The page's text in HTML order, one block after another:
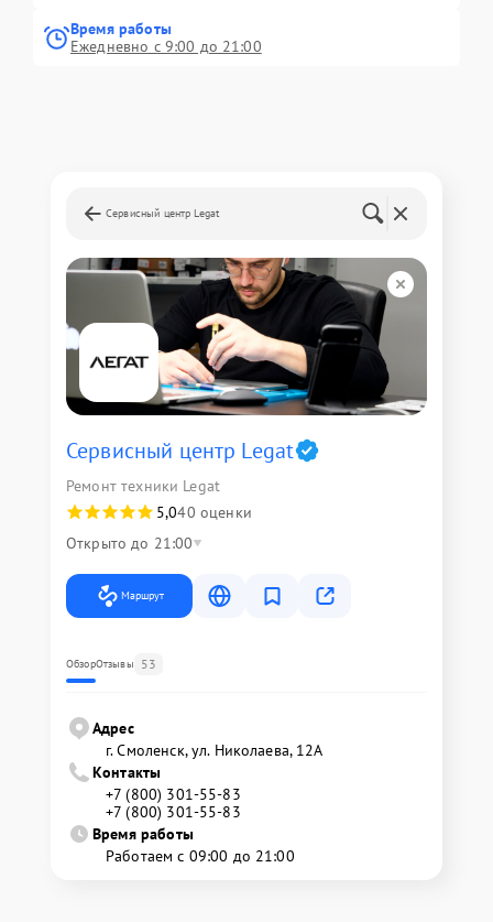
Время работы
Ежедневно с 9:00 до 21:00
Сервисный центр Legat
Сервисный центр Legat
Ремонт техники Legat
5,040 оценки
Открыто до 21:00
Маршрут
ОбзорОтзывы 53
Адрес
г. Смоленск, ул. Николаева, 12А
Контакты
+7 (800) 301-55-83
+7 (800) 301-55-83
Время работы
Работаем с 09:00 до 21:00